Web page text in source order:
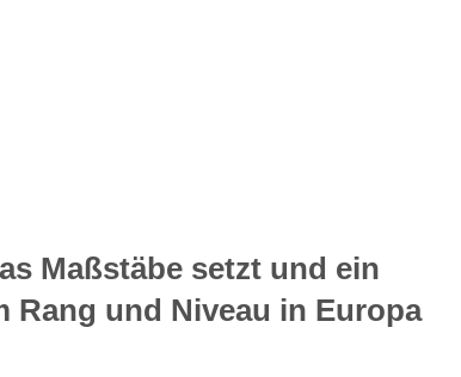
Maßstäbe setzt und ein
Rang und Niveau in Europa